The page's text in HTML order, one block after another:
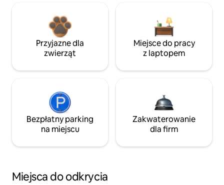
Przyjazne dla
zwierząt
Miejsce do pracy
z laptopem
Bezpłatny parking
na miejscu
Zakwaterowanie
dla firm
Miejsca do odkrycia